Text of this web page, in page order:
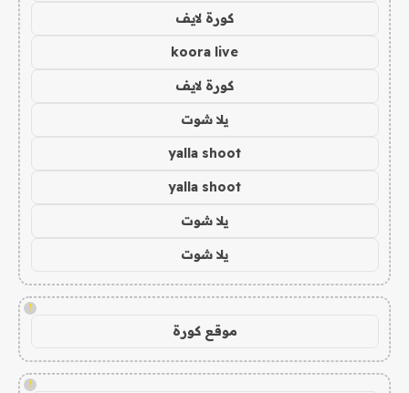
كورة لايف
koora live
كورة لايف
يلا شوت
yalla shoot
yalla shoot
يلا شوت
يلا شوت
!
موقع كورة
!